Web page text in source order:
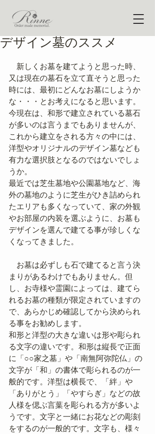
デザイン墓のススメ
新しくお墓を建てようと思った時、
又は現在の墓石を立て直そうと思った
時には、最初にどんなお墓にしようか
な・・・とお考えになると思います。
今現在は、和形で建立されている墓石
が多いのは言うまでもありませんが、
これから建立をされる方々の中には、
洋型やオリジナルのデザイン墓なども
有力な選択肢となるのではないでしょ
うか。
最近では芝生墓地や公園墓地など、海
外の墓地のように芝生がひき詰められ
たエリアも多くなっていて、家の外観
やお部屋の内装を選ぶように、お墓も
デザインを選んで建てる事が珍しくな
くなってきました。
お墓は必ずしも石で建てると言う決
まりがあるわけでもありません。但
し、お寺様や霊園によっては、建てら
れるお墓の種類が限定されていますの
で、あらかじめ確認してから決められ
る事をお勧めします。
和形と洋型の大きな違いは形や彫られ
る文字の違いです。和形は縦長で正面
に「○○家之墓」や「南無阿弥陀仏」の
文字が「和」の書体で彫られるのが一
般的です。洋型は横長で、「絆」や
「ありがとう」「やすらぎ」などの故
人様を偲ぶ言葉を彫られる方が多いよ
うです。文字と一緒にお花などの彫刻
をするのが一般的です。文字も、様々